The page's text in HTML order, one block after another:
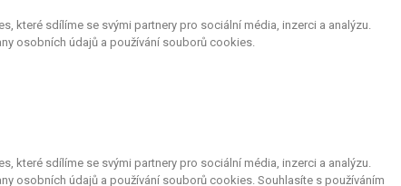
které sdílíme se svými partnery pro sociální média, inzerci a analýzu.
osobních údajů a používání souborů cookies.
které sdílíme se svými partnery pro sociální média, inzerci a analýzu.
osobních údajů a používání souborů cookies. Souhlasíte s používáním